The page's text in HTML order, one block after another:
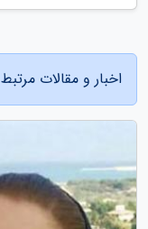
اخبار و مقالات مرتبط